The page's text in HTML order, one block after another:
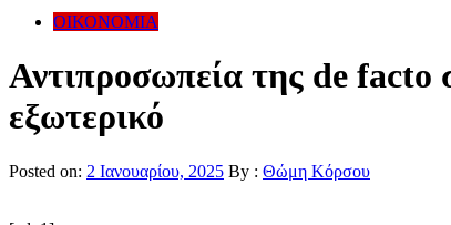
ΟΙΚΟΝΟΜΙΑ
Αντιπροσωπεία της de facto
εξωτερικό
Posted on: 2 Ιανουαρίου, 2025 By : Θώμη Κόρσου